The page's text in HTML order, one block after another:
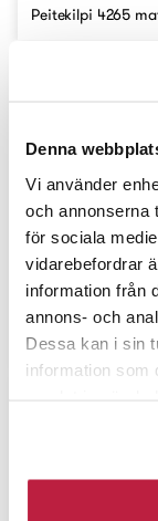
Denna
Vi använder
och annonserna
för sociala
vidarebefordrar
information från
annons- och
Dessa kan i sin
information som
Peitekilpi 4265
Peitekilpi 4265
mattamessinki